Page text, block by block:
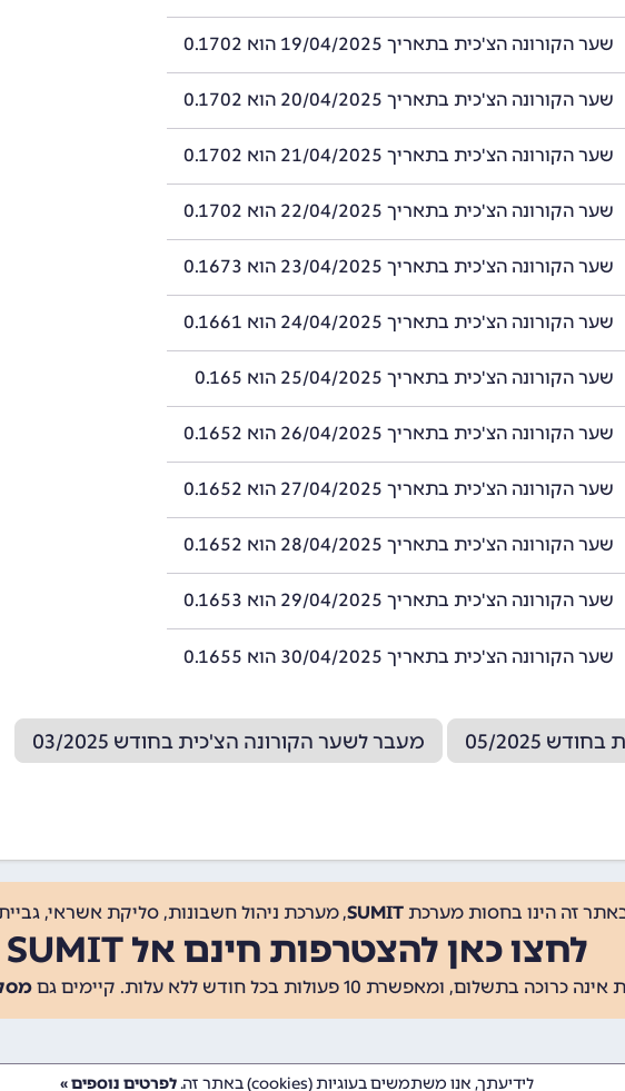
שער הקורונה הצ'כית בתאריך 19/04/2025 הוא 0.1702
שער הקורונה הצ'כית בתאריך 20/04/2025 הוא 0.1702
שער הקורונה הצ'כית בתאריך 21/04/2025 הוא 0.1702
שער הקורונה הצ'כית בתאריך 22/04/2025 הוא 0.1702
שער הקורונה הצ'כית בתאריך 23/04/2025 הוא 0.1673
שער הקורונה הצ'כית בתאריך 24/04/2025 הוא 0.1661
שער הקורונה הצ'כית בתאריך 25/04/2025 הוא 0.165
שער הקורונה הצ'כית בתאריך 26/04/2025 הוא 0.1652
שער הקורונה הצ'כית בתאריך 27/04/2025 הוא 0.1652
שער הקורונה הצ'כית בתאריך 28/04/2025 הוא 0.1652
שער הקורונה הצ'כית בתאריך 29/04/2025 הוא 0.1653
שער הקורונה הצ'כית בתאריך 30/04/2025 הוא 0.1655
05/2025 מעבר לשער הקורונה הצ'כית בחודש 03/2025
זה הינו בחסות מערכת SUMIT, מערכת ניהול חשבונות, סליקת אשראי,
לחצו כאן להצטרפות חינם אל SUMIT
בתשלום, ומאפשרת 10 פעולות בכל חודש ללא עלות. קיימים גם
לידיעתך, אנו משתמשים בעוגיות (cookies) באתר זה. לפרטים נוספים »